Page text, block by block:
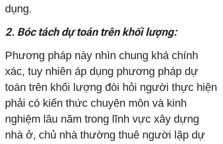
dụng.
2. Bóc tách dự toán trên khối lượng:
Phương pháp này nhìn chung khá chính
xác, tuy nhiên áp dụng phương pháp dự
toán trên khối lượng đòi hỏi người thực hiện
phải có kiến ​​thức chuyên môn và kinh
nghiệm lâu năm trong lĩnh vực xây dựng
nhà ở, chủ nhà thường thuê người lập dự